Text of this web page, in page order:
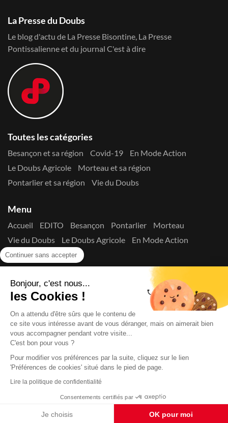
Continuer sans accepter
Bonjour, c'est nous...
les Cookies !
On a attendu d'être sûrs que le contenu de
ce site vous intéresse avant de vous déranger, mais on aimerait bien
vous accompagner pendant votre visite...
C'est bon pour vous ?
Pour modifier vos préférences par la suite, cliquez sur le lien
'Préférences de cookies' situé dans le pied de page.
Lire la politique de confidentialité
Consentements certifiés par
Je choisis OK pour moi
La Presse du Doubs
Le blog d'actu de La Presse Bisontine, La Presse
Pontissalienne et du journal C'est à dire
Toutes les catégories
Besançon et sa région Covid-19
En Mode Action
Le Doubs Agricole
Morteau et sa région
Pontarlier et sa région
Vie du Doubs
Menu
Accueil EDITO Besançon Pontarlier
Morteau
Vie du Doubs
Le Doubs Agricole
En Mode Action
Contactez-nous !
Suivez-nous sur les réseaux
Copyright © 2026 La Presse du Doubs
2725-8165 - N° de commission paritaire : 1125 Y 94392
Données Personnelles
Mentions Légales